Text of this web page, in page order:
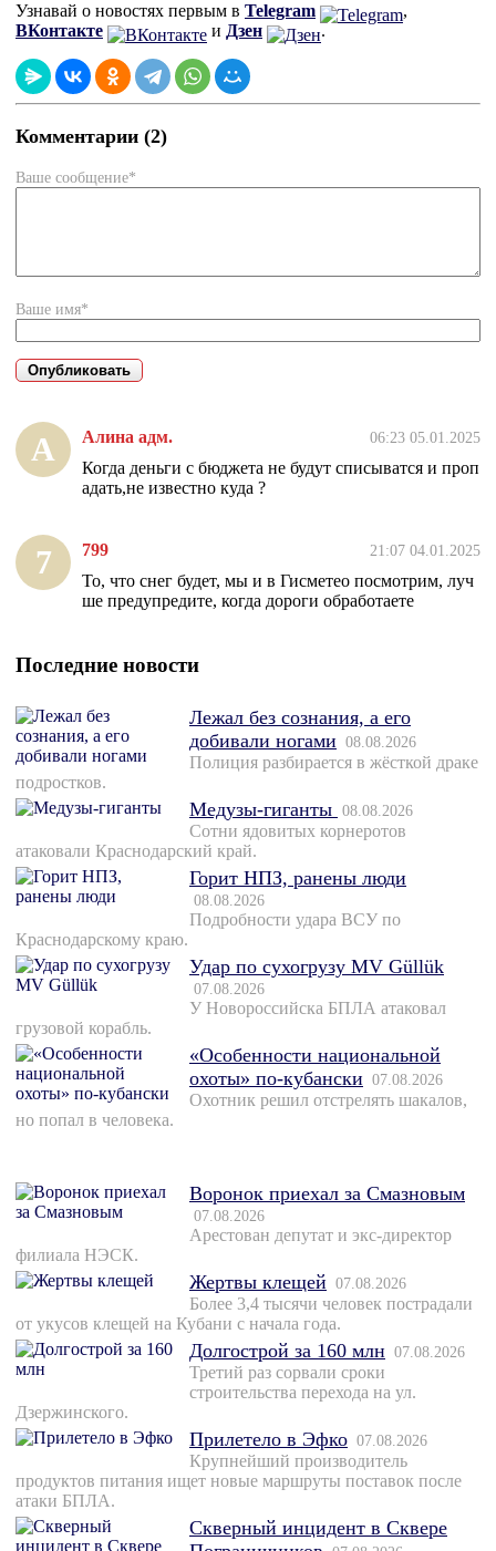
Узнавай о новостях первым в Telegram
,
ВКонтакте
и Дзен .
Комментарии (2)
Ваше сообщение*
Ваше имя*
А Алина адм. 06:23 05.01.2025
Когда деньги с бюджета не будут списыватся и проп
адать,не известно куда ?
7 799 21:07 04.01.2025
То, что снег будет, мы и в Гисметео посмотрим, луч
ше предупредите, когда дороги обработаете
Последние новости
Лежал без сознания, а его
добивали ногами 08.08.2026
Полиция разбирается в жёсткой драке
подростков.
Медузы-гиганты 08.08.2026
Сотни ядовитых корнеротов
атаковали Краснодарский край.
Горит НПЗ, ранены люди
08.08.2026
Подробности удара ВСУ по
Краснодарскому краю.
Удар по сухогрузу MV Güllük
07.08.2026
У Новороссийска БПЛА атаковал
грузовой корабль.
«Особенности национальной
охоты» по-кубански 07.08.2026
Охотник решил отстрелять шакалов,
но попал в человека.
Воронок приехал за Смазновым
07.08.2026
Арестован депутат и экс-директор
филиала НЭСК.
Жертвы клещей 07.08.2026
Более 3,4 тысячи человек пострадали
от укусов клещей на Кубани с начала года.
Долгострой за 160 млн 07.08.2026
Третий раз сорвали сроки
строительства перехода на ул.
Дзержинского.
Прилетело в Эфко 07.08.2026
Крупнейший производитель
продуктов питания ищет новые маршруты поставок после
атаки БПЛА.
Скверный инцидент в Сквере